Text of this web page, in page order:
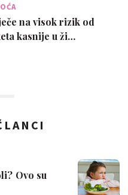
na visok rizik od
kasnije u ži…
Ovo su